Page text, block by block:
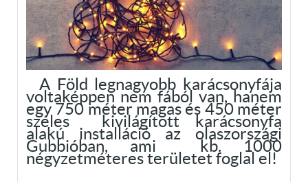
A Föld legnagyobb karácsonyfája
voltaképpen nem fából van, hanem
egy 750 méter magas és 450 méter
széles kivilágított karácsonyfa
alakú installáció az olaszországi
Gubbióban, ami kb. 1000
négyzetméteres területet foglal el!